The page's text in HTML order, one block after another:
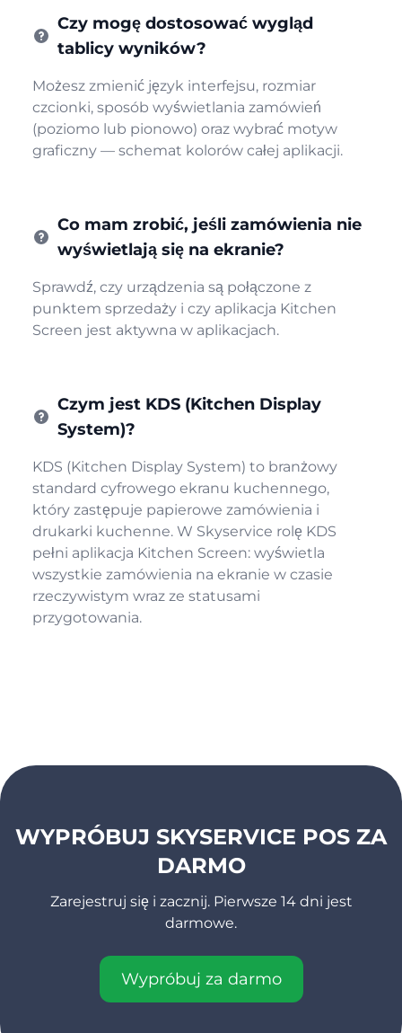
Czy mogę dostosować wygląd
tablicy wyników?
Możesz zmienić język interfejsu, rozmiar
czcionki, sposób wyświetlania zamówień
(poziomo lub pionowo) oraz wybrać motyw
graficzny — schemat kolorów całej aplikacji.
Co mam zrobić, jeśli zamówienia nie
wyświetlają się na ekranie?
Sprawdź, czy urządzenia są połączone z
punktem sprzedaży i czy aplikacja Kitchen
Screen jest aktywna w aplikacjach.
Czym jest KDS (Kitchen Display
System)?
KDS (Kitchen Display System) to branżowy
standard cyfrowego ekranu kuchennego,
który zastępuje papierowe zamówienia i
drukarki kuchenne. W Skyservice rolę KDS
pełni aplikacja Kitchen Screen: wyświetla
wszystkie zamówienia na ekranie w czasie
rzeczywistym wraz ze statusami
przygotowania.
WYPRÓBUJ SKYSERVICE POS ZA
DARMO
Zarejestruj się i zacznij. Pierwsze 14 dni jest
darmowe.
Wypróbuj za darmo